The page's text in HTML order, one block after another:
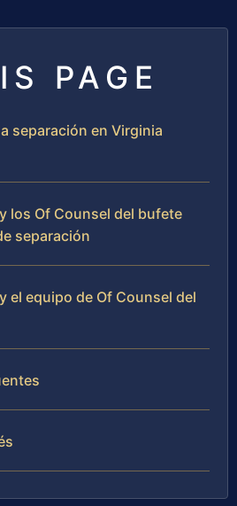
PAGE
separación en Virginia
los Of Counsel del bufete
separación
el equipo de Of Counsel del